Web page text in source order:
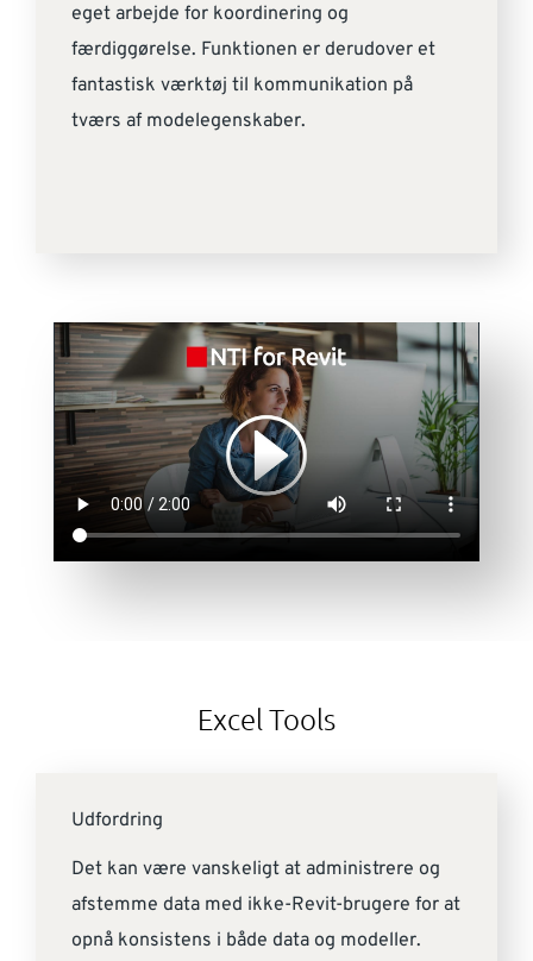
eget arbejde for koordinering og
færdiggørelse. Funktionen er derudover et
fantastisk værktøj til kommunikation på
tværs af modelegenskaber.
Excel Tools
Udfordring
Det kan være vanskeligt at administrere og
afstemme data med ikke-Revit-brugere for at
opnå konsistens i både data og modeller.